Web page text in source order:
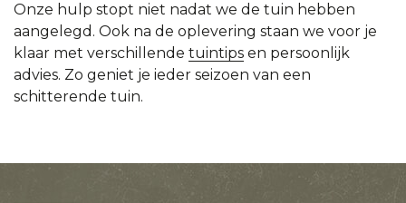
Onze hulp stopt niet nadat we de tuin hebben
aangelegd. Ook na de oplevering staan we voor je
klaar met verschillende tuintips en persoonlijk
advies. Zo geniet je ieder seizoen van een
schitterende tuin.